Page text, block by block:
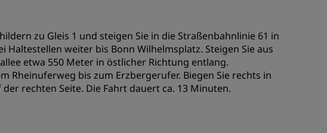
zu Gleis 1 und steigen Sie in die Straßenbahnlinie 61 in
Haltestellen weiter bis Bonn Wilhelmsplatz. Steigen Sie aus
etwa 550 Meter in östlicher Richtung entlang.
Rheinuferweg bis zum Erzbergerufer. Biegen Sie rechts in
rechten Seite. Die Fahrt dauert ca. 13 Minuten.